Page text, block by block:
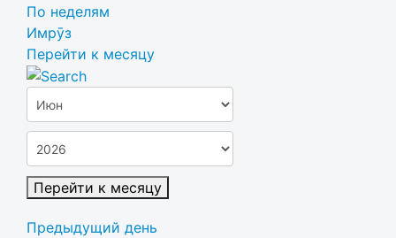
По неделям
Имрӯз
Перейти к месяцу
Перейти к месяцу
Предыдущий день